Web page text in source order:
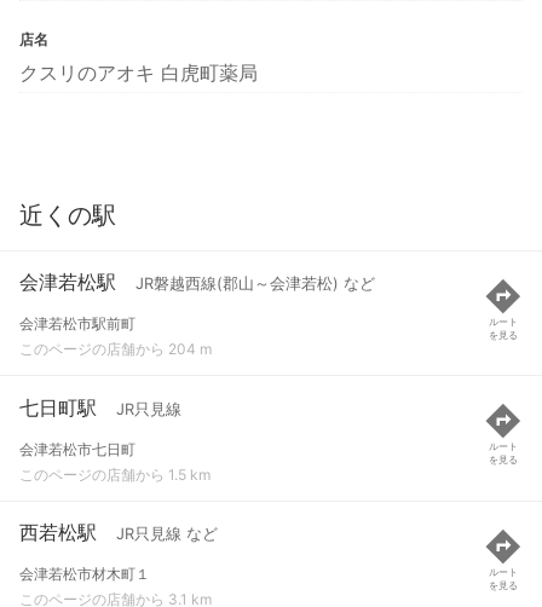
店名
クスリのアオキ 白虎町薬局
近くの駅
会津若松駅 JR磐越西線(郡山～会津若松) など
会津若松市駅前町
このページの店舗から 204 m
ルート
を見る
七日町駅 JR只見線
会津若松市七日町
このページの店舗から 1.5 km
ルート
を見る
西若松駅 JR只見線 など
会津若松市材木町１
このページの店舗から 3.1 km
ルート
を見る